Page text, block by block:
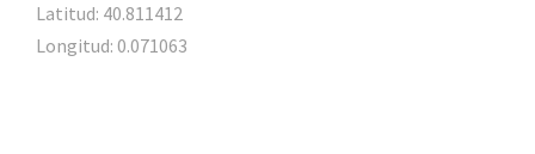
Latitud: 40.811412
Longitud: 0.071063